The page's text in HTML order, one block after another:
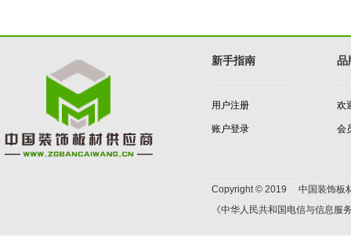
新手指南
用户注册
账户登录
品
欢
会
Copyright © 2019 中国装饰板
《中华人民共和国电信与信息